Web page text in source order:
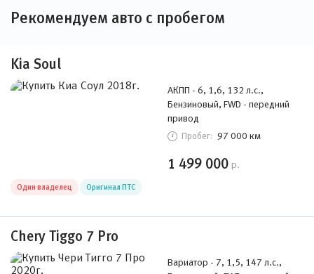
Рекомендуем авто с пробегом
Kia Soul
АКПП - 6, 1,6, 132 л.с.,
Бензиновый, FWD - передний
привод
Пробег: 97 000 км
1 499 000 р.
Один владелец Оригинал ПТС
Chery Tiggo 7 Pro
Вариатор - 7, 1,5, 147 л.с.,